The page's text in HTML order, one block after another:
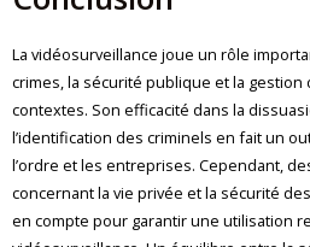
La vidéosurveillance joue un rôle
crimes, la sécurité publique et la
contextes. Son efficacité dans la
l’identification des criminels en fait un
l’ordre et les entreprises. Cependant,
concernant la vie privée et la sécurité
en compte pour garantir une utilisation